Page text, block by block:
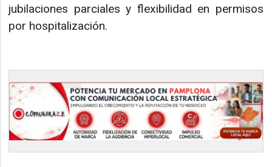
jubilaciones parciales y flexibilidad en permisos
por hospitalización.